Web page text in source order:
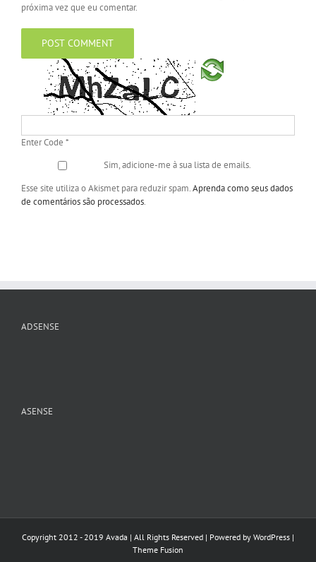
próxima vez que eu comentar.
Enter Code *
Sim, adicione-me à sua lista de emails.
Esse site utiliza o Akismet para reduzir spam.Aprenda como seus dados
de comentários são processados.
ADSENSE
ASENSE
Copyright 2012 - 2019 Avada | All Rights Reserved | Powered by WordPress |
Theme Fusion